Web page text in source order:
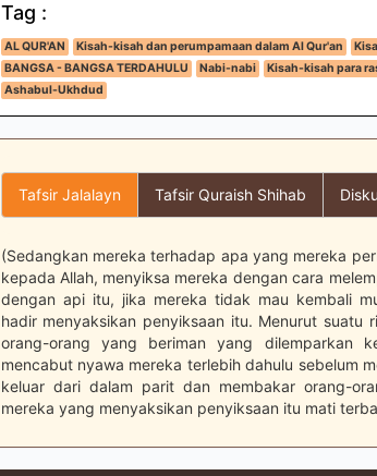
Tag :
AL QUR'AN Kisah-kisah dan perumpamaan dalam Al Qur'an
BANGSA - BANGSA TERDAHULU
Nabi-nabi Kisah-kisah para
Ashabul-Ukhdud
Tafsir Jalalayn Tafsir Quraish Shihab
(Sedangkan mereka terhadap apa yang mereka
kepada Allah, menyiksa mereka dengan cara
dengan api itu, jika mereka tidak mau kembali
hadir menyaksikan penyiksaan itu. Menurut suatu
orang-orang yang beriman yang dilemparkan
mencabut nyawa mereka terlebih dahulu sebelum
keluar dari dalam parit dan membakar orang-
mereka yang menyaksikan penyiksaan itu mati